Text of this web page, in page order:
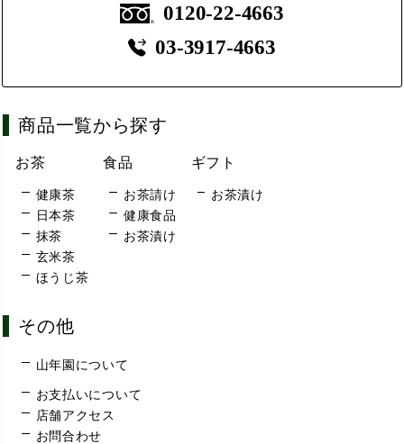
0120-22-4663
03-3917-4663
商品一覧から探す
お茶
健康茶
日本茶
抹茶
玄米茶
ほうじ茶
食品
お茶請け
健康食品
お茶漬け
ギフト
お茶漬け
その他
山年園について
お支払いについて
店舗アクセス
お問合わせ